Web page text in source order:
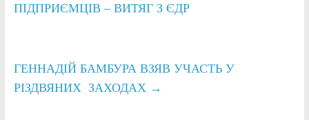
ПІДПРИЄМЦІВ – ВИТЯГ З ЄДР
ГЕННАДІЙ БАМБУРА ВЗЯВ УЧАСТЬ У
РІЗДВЯНИХ ЗАХОДАХ →